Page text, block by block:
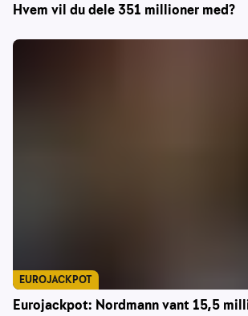
Hvem vil du dele 351 millioner med?
Eurojackpot: Nordmann vant 15,5
EUROJACKPOT